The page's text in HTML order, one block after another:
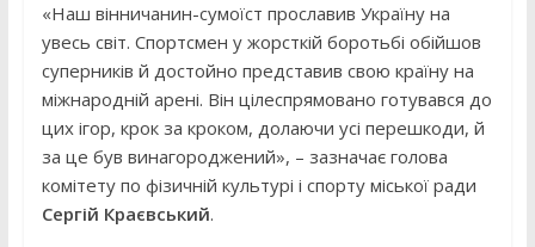
«Наш вінничанин-сумоїст прославив Україну на
увесь світ. Спортсмен у жорсткій боротьбі обійшов
суперників й достойно представив свою країну на
міжнародній арені. Він цілеспрямовано готувався до
цих ігор, крок за кроком, долаючи усі перешкоди, й
за це був винагороджений», – зазначає голова
комітету по фізичній культурі і спорту міської ради
Сергій Краєвський.